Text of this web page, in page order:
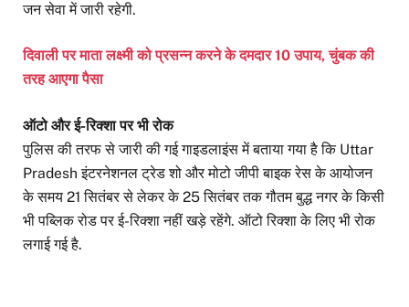
जन सेवा में जारी रहेगी.
दिवाली पर माता लक्ष्मी को प्रसन्न करने के दमदार 10 उपाय, चुंबक की
तरह आएगा पैसा
ऑटो और ई-रिक्शा पर भी रोक
पुलिस की तरफ से जारी की गई गाइडलाइंस में बताया गया है कि Uttar
Pradesh इंटरनेशनल ट्रेड शो और मोटो जीपी बाइक रेस के आयोजन
के समय 21 सितंबर से लेकर के 25 सितंबर तक गौतम बुद्ध नगर के किसी
भी पब्लिक रोड पर ई-रिक्शा नहीं खड़े रहेंगे. ऑटो रिक्शा के लिए भी रोक
लगाई गई है.